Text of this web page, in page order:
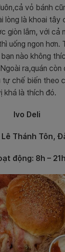
vỏ bánh
lòng là khoai tây
giòn lắm, với cả
uống ngon hơn.
nào không
ra,quán
tự chế biến theo
khá là thích đó.
Ivo Deli
Thánh Tôn,
động: 8h –